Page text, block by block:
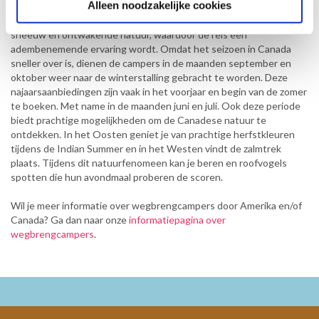
Alleen noodzakelijke cookies
december en januari te boeken. Het vroege voorjaar is een
prachtige tijd om Canada te verkennen, met zijn smeltende
sneeuw en ontwakende natuur, waardoor de reis een
adembenemende ervaring wordt. Omdat het seizoen in Canada
sneller over is, dienen de campers in de maanden september en
oktober weer naar de winterstalling gebracht te worden. Deze
najaarsaanbiedingen zijn vaak in het voorjaar en begin van de zomer
te boeken. Met name in de maanden juni en juli. Ook deze periode
biedt prachtige mogelijkheden om de Canadese natuur te
ontdekken. In het Oosten geniet je van prachtige herfstkleuren
tijdens de Indian Summer en in het Westen vindt de zalmtrek
plaats. Tijdens dit natuurfenomeen kan je beren en roofvogels
spotten die hun avondmaal proberen de scoren.
Wil je meer informatie over wegbrengcampers door Amerika en/of
Canada? Ga dan naar onzeinformatiepagina over
wegbrengcampers.